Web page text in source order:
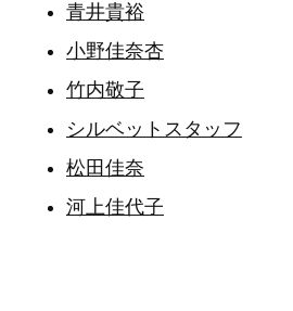
青井貴裕
小野佳奈杏
竹内敬子
シルベットスタッフ
松田佳奈
河上佳代子